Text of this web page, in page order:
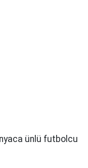
ünlü futbolcu